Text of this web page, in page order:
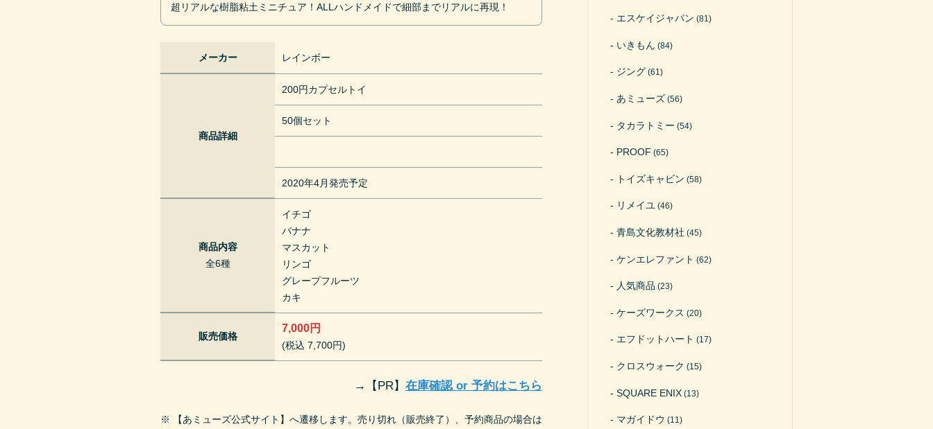
超リアルな樹脂粘土ミニチュア！ALLハンドメイドで細部までリアルに再現！
メーカー レインボー
商品詳細
200円カプセルトイ
50個セット
2020年4月発売予定
商品内容
全6種
イチゴ
バナナ
マスカット
リンゴ
グレープフルーツ
カキ
販売価格
7,000円
(税込 7,700円)
→ 【PR】在庫確認 or 予約はこちら
※ 【あミューズ公式サイト】へ遷移します。売り切れ（販売終了）、予約商品の場合は
エスケイジャパン (81)
いきもん (84)
ジング (61)
あミューズ (56)
タカラトミー (54)
PROOF (65)
トイズキャビン (58)
リメイユ (46)
青島文化教材社 (45)
ケンエレファント (62)
人気商品 (23)
ケーズワークス (20)
エフドットハート (17)
クロスウォーク (15)
SQUARE ENIX (13)
マガイドウ (11)